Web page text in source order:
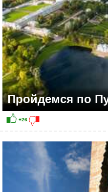
Пройдемся по